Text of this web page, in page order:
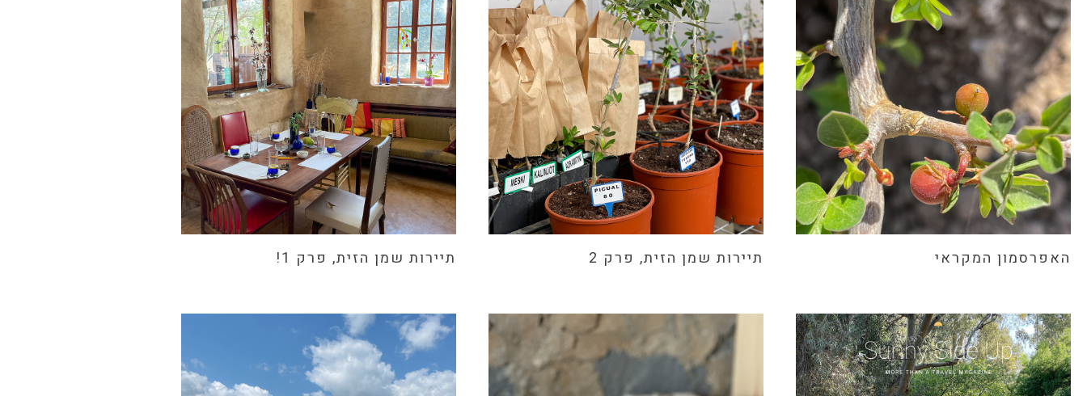
האפרסמון המקראי תיירות שמן הזית, פרק 2 תיירות שמן הזית, פרק 1!